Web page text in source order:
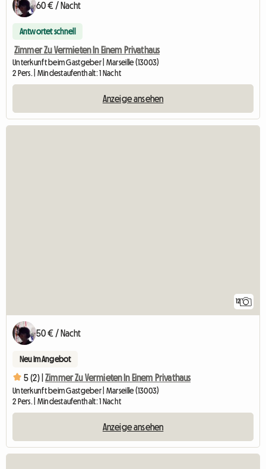
60 € / Nacht
Antwortet schnell
Zimmer Zu Vermieten In Einem Privathaus
Unterkunft beim Gastgeber | Marseille (13003)
2 Pers. | Mindestaufenthalt: 1 Nacht
Anzeige ansehen
12
50 € / Nacht
Neu im Angebot
5 (2) | Zimmer Zu Vermieten In Einem Privathaus
Unterkunft beim Gastgeber | Marseille (13003)
2 Pers. | Mindestaufenthalt: 1 Nacht
Anzeige ansehen